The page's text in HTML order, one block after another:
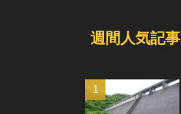
週間人気記事